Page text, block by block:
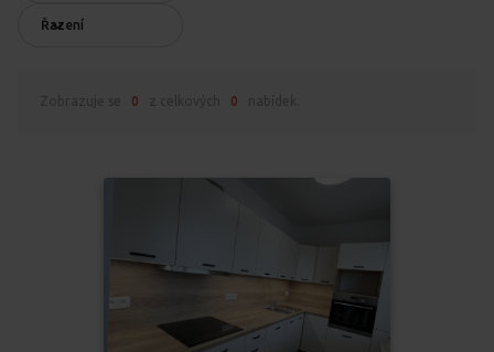
Řazení
0 0